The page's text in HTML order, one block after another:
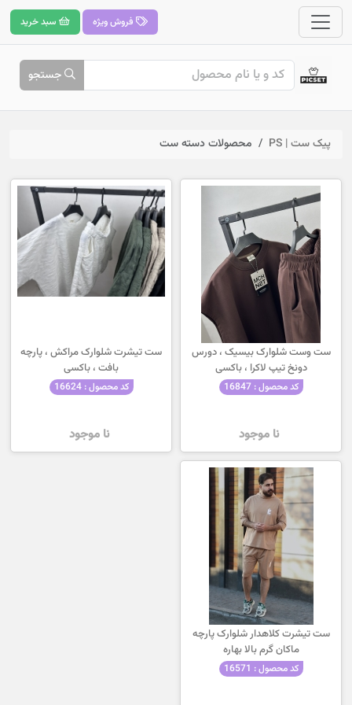
فروش ویژه سبد خرید
جستجو
پیک ست | PS محصولات دسته ست
ست وست شلوارک بیسیک ، دورس
دونخ تیپ لاکرا ، باکسی
کد محصول : 16847
نا موجود
ست تیشرت شلوارک مراکش ، پارچه
بافت ، باکسی
کد محصول : 16624
نا موجود
ست تیشرت کلاهدار شلوارک پارچه
ماکان گرم بالا بهاره
کد محصول : 16571